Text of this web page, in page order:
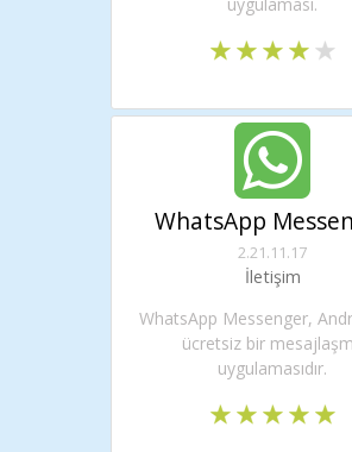
WhatsApp
2.21.11.17
İletişim
WhatsApp Messenger,
ücretsiz bir
uygulamasıdır.